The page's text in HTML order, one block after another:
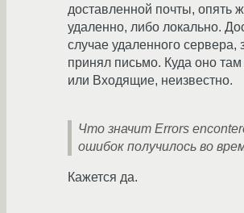
доставленной почты, опять
удаленно, либо локально.
случае удаленного сервера,
принял письмо. Куда оно
или Входящие, неизвестно.
Что значит Errors
ошибок получилось во
Кажется да.